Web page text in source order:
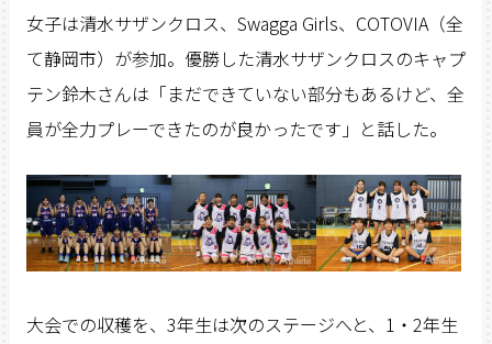
女子は清水サザンクロス、Swagga Girls、COTOVIA（全
て静岡市）が参加。優勝した清水サザンクロスのキャプ
テン鈴木さんは「まだできていない部分もあるけど、全
員が全力プレーできたのが良かったです」と話した。
大会での収穫を、3年生は次のステージへと、1・2年生